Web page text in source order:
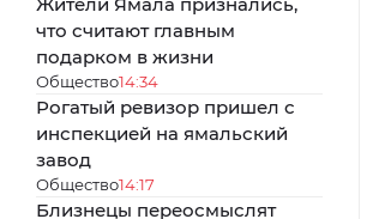
что считают главным
подарком в жизни
Общество14:34
Рогатый ревизор пришел с
инспекцией на ямальский
завод
Общество14:17
Близнецы переосмыслят